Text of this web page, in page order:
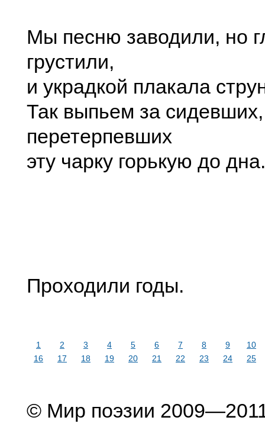
Мы песню заводили, но
грустили,
и украдкой плакала
Так выпьем за
перетерпевших
эту чарку горькую до
Проходили годы.
1 2 3 4 5 6 7 8 9
10
16
17 18 19 20 21 22 23 24 25
© Мир поэзии